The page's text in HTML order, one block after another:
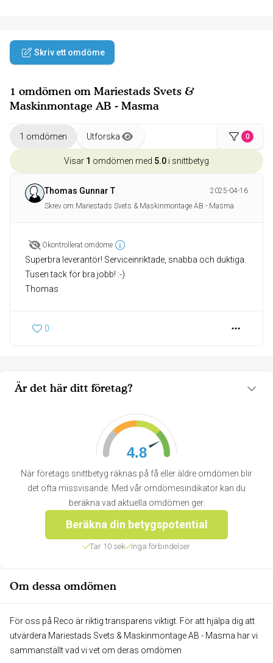
Är det här ditt företag?
4.8
När företags snittbetyg räknas på få eller äldre omdömen blir
det ofta missvisande. Med vår omdömesindikator kan du
beräkna vad aktuella omdömen ger.
Beräkna din betygspotential
Tar 10 sek Inga förbindelser
Om dessa omdömen
För oss på Reco är riktig transparens viktigt. För att hjälpa dig att
utvärdera Mariestads Svets & Maskinmontage AB - Masma har vi
sammanställt vad vi vet om deras omdömen
Skriv ett omdöme
1 omdömen om Mariestads Svets &
Maskinmontage AB - Masma
1 omdömen Utforska 0
Visar 1 omdömen med 5.0 i snittbetyg
Thomas Gunnar T
2025-04-16
Skrev om Mariestads Svets & Maskinmontage AB - Masma
Okontrollerat omdöme
Superbra leverantör! Serviceinriktade, snabba och duktiga.
Tusen tack för bra jobb! :-)
Thomas
0